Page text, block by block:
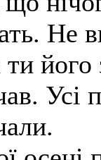
Не
ти
Усі